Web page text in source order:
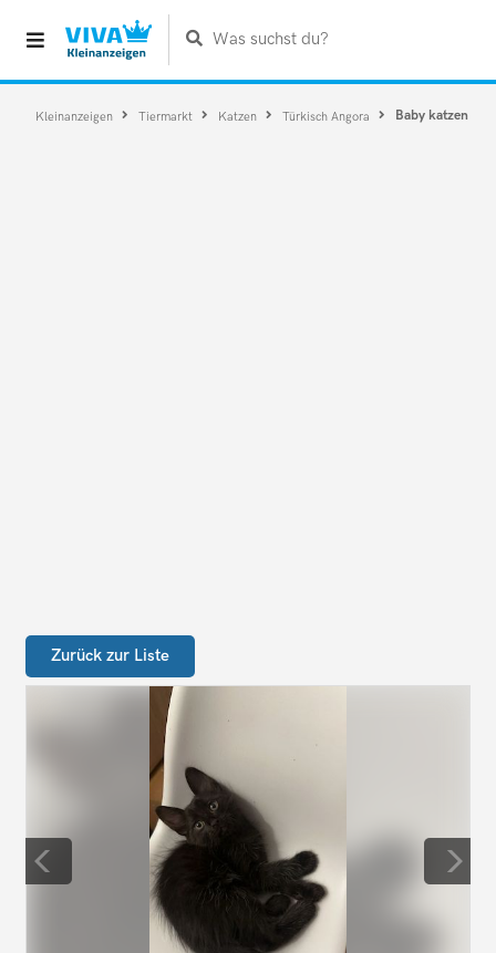
Was suchst du?
Kleinanzeigen Tiermarkt Katzen Türkisch Angora Baby katzen
Zurück zur Liste